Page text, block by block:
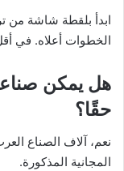
الخطوات أعلاه. في
حقًا؟
نعم، آلاف الصناع
المجانية المذكورة.